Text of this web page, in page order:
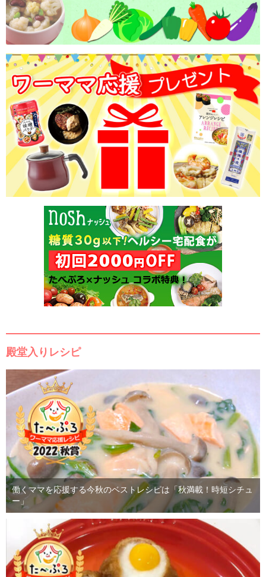
殿堂入りレシピ
働くママを応援する今秋のベストレシピは「秋満載！時短シチュ
ー」